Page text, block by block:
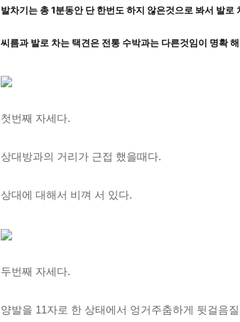
발차기는 총 1분동안 단 한번도 하지 않은것으로 봐서 발
씨름과 발로 차는 택견은 전통 수박과는 다른것임이 명확
첫번째 자세다.
상대방과의 거리가 근접 했을때다.
상대에 대해서 비껴 서 있다.
두번째 자세다.
양발을 11자로 한 상태에서 엉거주춤하게 뒷걸음